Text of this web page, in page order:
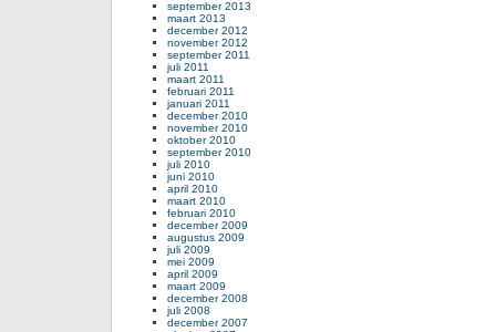
september 2013
maart 2013
december 2012
november 2012
september 2011
juli 2011
maart 2011
februari 2011
januari 2011
december 2010
november 2010
oktober 2010
september 2010
juli 2010
juni 2010
april 2010
maart 2010
februari 2010
december 2009
augustus 2009
juli 2009
mei 2009
april 2009
maart 2009
december 2008
juli 2008
december 2007